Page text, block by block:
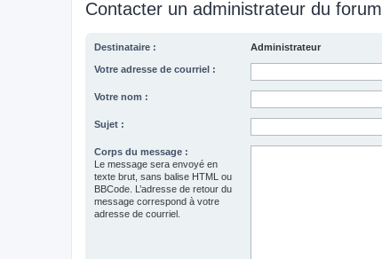
Contacter un administrateur du forum
Destinataire : Administrateur
Votre adresse de courriel :
Votre nom :
Sujet :
Corps du message :
Le message sera envoyé en
texte brut, sans balise HTML ou
BBCode. L’adresse de retour du
message correspond à votre
adresse de courriel.